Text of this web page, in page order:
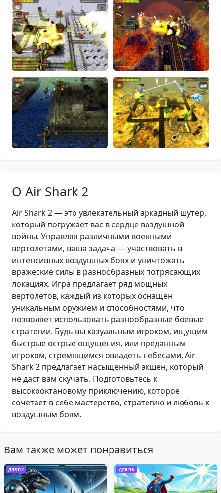
О Air Shark 2
Air Shark 2 — это увлекательный аркадный шутер,
который погружает вас в сердце воздушной
войны. Управляя различными военными
вертолетами, ваша задача — участвовать в
интенсивных воздушных боях и уничтожать
вражеские силы в разнообразных потрясающих
локациях. Игра предлагает ряд мощных
вертолетов, каждый из которых оснащен
уникальным оружием и способностями, что
позволяет использовать разнообразные боевые
стратегии. Будь вы казуальным игроком, ищущим
быстрые острые ощущения, или преданным
игроком, стремящимся овладеть небесами, Air
Shark 2 предлагает насыщенный экшен, который
не даст вам скучать. Подготовьтесь к
высокооктановому приключению, которое
сочетает в себе мастерство, стратегию и любовь к
воздушным боям.
Вам также может понравиться
ДЛЯ ПК ДЛЯ ПК